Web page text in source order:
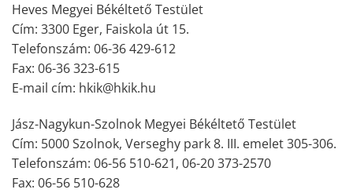
Heves Megyei Békéltető Testület
Cím: 3300 Eger, Faiskola út 15.
Telefonszám: 06-36 429-612
Fax: 06-36 323-615
E-mail cím: hkik@hkik.hu
Jász-Nagykun-Szolnok Megyei Békéltető Testület
Cím: 5000 Szolnok, Verseghy park 8. III. emelet 305-306.
Telefonszám: 06-56 510-621, 06-20 373-2570
Fax: 06-56 510-628